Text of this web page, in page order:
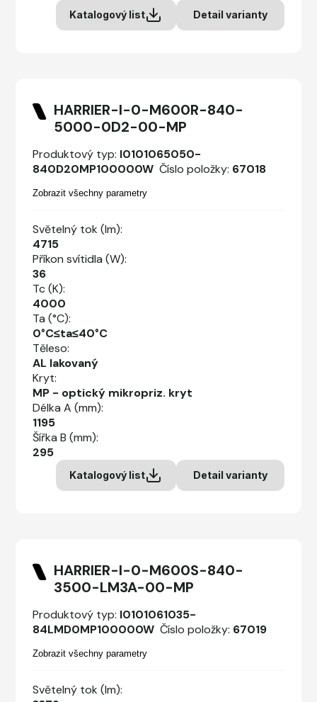
Katalogový list Detail varianty
HARRIER-I-0-M600R-840-
5000-0D2-00-MP
Produktový typ: I0101065050-
840D20MP100000W Číslo položky: 67018
Zobrazit všechny parametry
Světelný tok (lm):
4715
Příkon svítidla (W):
36
Tc (K):
4000
Ta (°C):
0°C≤ta≤40°C
Těleso:
AL lakovaný
Kryt:
MP - optický mikropriz. kryt
Délka A (mm):
1195
Šířka B (mm):
295
Katalogový list Detail varianty
HARRIER-I-0-M600S-840-
3500-LM3A-00-MP
Produktový typ: I0101061035-
84LMD0MP100000W Číslo položky: 67019
Zobrazit všechny parametry
Světelný tok (lm):